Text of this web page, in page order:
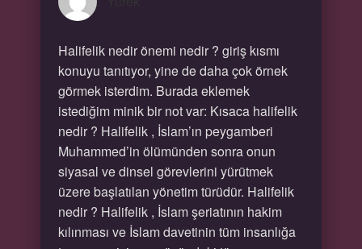
Halifelik nedir önemi nedir ? giriş kısmı
konuyu tanıtıyor, yine de daha çok örnek
görmek isterdim. Burada eklemek
istediğim minik bir not var: Kısaca halifelik
nedir ? Halifelik , İslam’ın peygamberi
Muhammed’in ölümünden sonra onun
siyasal ve dinsel görevlerini yürütmek
üzere başlatılan yönetim türüdür. Halifelik
nedir ? Halifelik , İslam şeriatının hakim
kılınması ve İslam davetinin tüm insanlığa